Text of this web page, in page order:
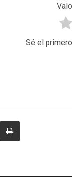
Sé el